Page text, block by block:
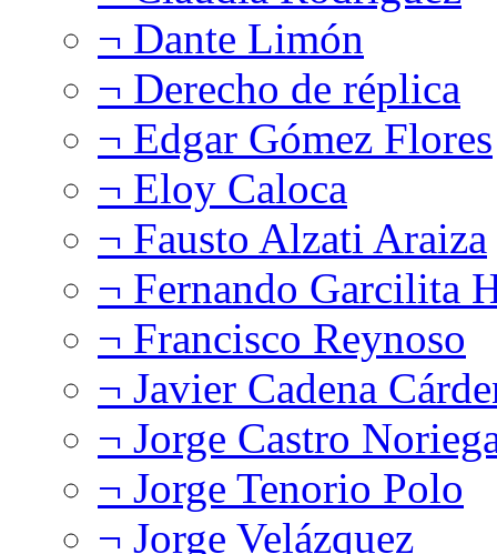
¬ Dante Limón
¬ Derecho de réplica
¬ Edgar Gómez Flores
¬ Eloy Caloca
¬ Fausto Alzati Araiza
¬ Fernando Garcilita
¬ Francisco Reynoso
¬ Javier Cadena
¬ Jorge Castro
¬ Jorge Tenorio Polo
¬ Jorge Velázquez